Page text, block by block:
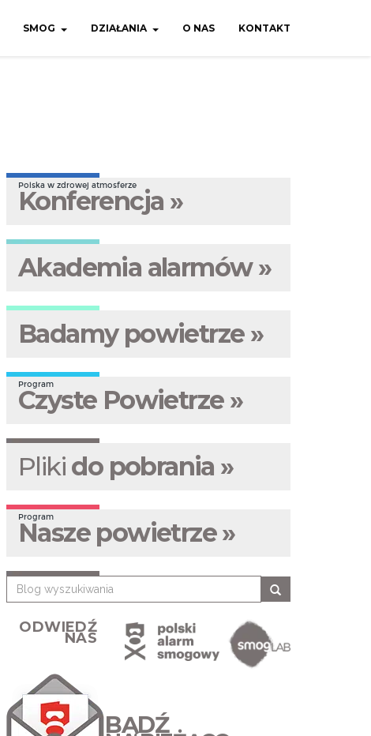
SMOG DZIAŁANIA O NAS KONTAKT
Polska w zdrowej atmosferze
Konferencja »
Akademia alarmów »
Badamy powietrze »
Program
Czyste Powietrze »
Pliki do pobrania »
Program
Nasze powietrze »
ODWIEDŹ
NAS
BĄDŹ